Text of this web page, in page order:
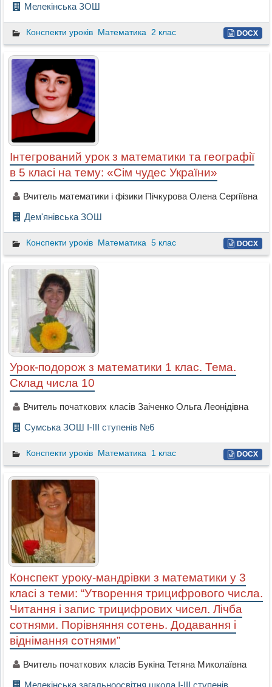
Мелекінська ЗОШ
Конспекти уроків Математика 2 клас DOCX
Інтегрований урок з математики та географії
в 5 класі на тему: «Сім чудес України»
Вчитель математики і фізики Пічкурова Олена Сергіївна
Дем'янівська ЗОШ
Конспекти уроків Математика 5 клас DOCX
Урок-подорож з математики 1 клас. Тема.
Склад числа 10
Вчитель початкових класів Заіченко Ольга Леонідівна
Сумська ЗОШ І-ІІІ ступенів №6
Конспекти уроків Математика 1 клас DOCX
Конспект уроку-мандрівки з математики у 3
класі з теми: “Утворення трицифрового числа.
Читання і запис трицифрових чисел. Лічба
сотнями. Порівняння сотень. Додавання і
віднімання сотнями”
Вчитель початкових класів Букіна Тетяна Миколаївна